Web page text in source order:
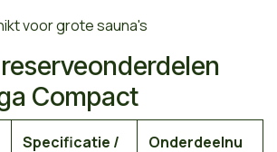
voor grote sauna's
Compact
Specificatie / Onderdeelnu